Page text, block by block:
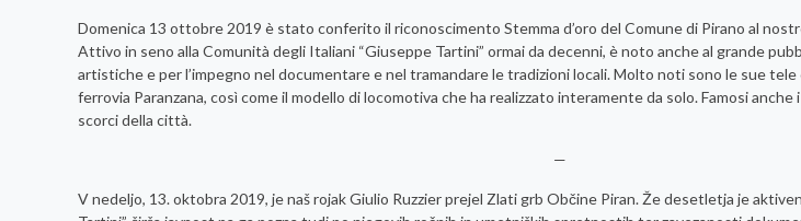
Domenica 13 ottobre 2019 è stato conferito il riconoscimento Stemma d’oro del Comune di Pirano al
Attivo in seno alla Comunità degli Italiani “Giuseppe Tartini” ormai da decenni, è noto anche al grande
artistiche e per l’impegno nel documentare e nel tramandare le tradizioni locali. Molto noti sono le sue
ferrovia Paranzana, così come il modello di locomotiva che ha realizzato interamente da solo. Famosi
scorci della città.
—
V nedeljo, 13. oktobra 2019, je naš rojak Giulio Ruzzier prejel Zlati grb Občine Piran. Že desetletja je